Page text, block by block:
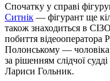
Спочатку у справі
Ситнік — фігурант ще
також знаходиться в
побиття відеооператора
Полонському — чоловіка
за рішенням слідчої
Лариси Гольник.